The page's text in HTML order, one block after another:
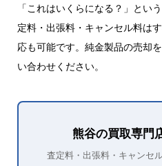
「これはいくらになる？」とい
定料・出張料・キャンセル料は
応も可能です。純金製品の売却
い合わせください。
熊谷の買取専門
査定料・出張料・キャンセ